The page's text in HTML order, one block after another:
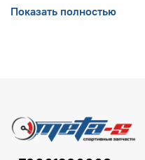
чем у штатной
реагентов;
на стойках
увеличен размер
Показать полностью